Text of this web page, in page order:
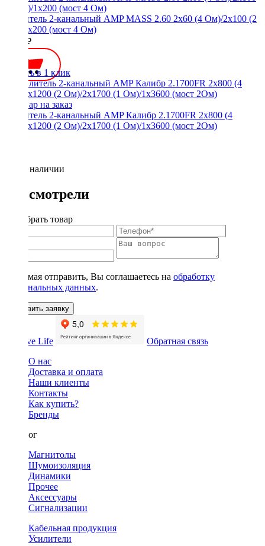
Усилитель 2-канальный AMP MASS 2.60 2x60 (4 Ом)/2x100 (2
Ом)/1x200 (мост 4 Ом)
4400 ₽
Купить в 1 клик
Усилитель 2-канальный AMP Калибр 2.1700FR 2x800 (4
Ом)/2x1200 (2 Ом)/2x1700 (1 Ом)/1x3600 (мост 2Ом)
Нет в наличии
Вы смотрели
Подобрать товар
Нажимая отправить, Вы соглашаетесь на обработку
персональных данных.
Оставить заявку
Обратная связь
О нас
Доставка и оплата
Наши клиенты
Контакты
Как купить?
Бренды
Каталог
Магнитолы
Шумоизоляция
Динамики
Прочее
Аксессуары
Сигнализации
Кабельная продукция
Усилители